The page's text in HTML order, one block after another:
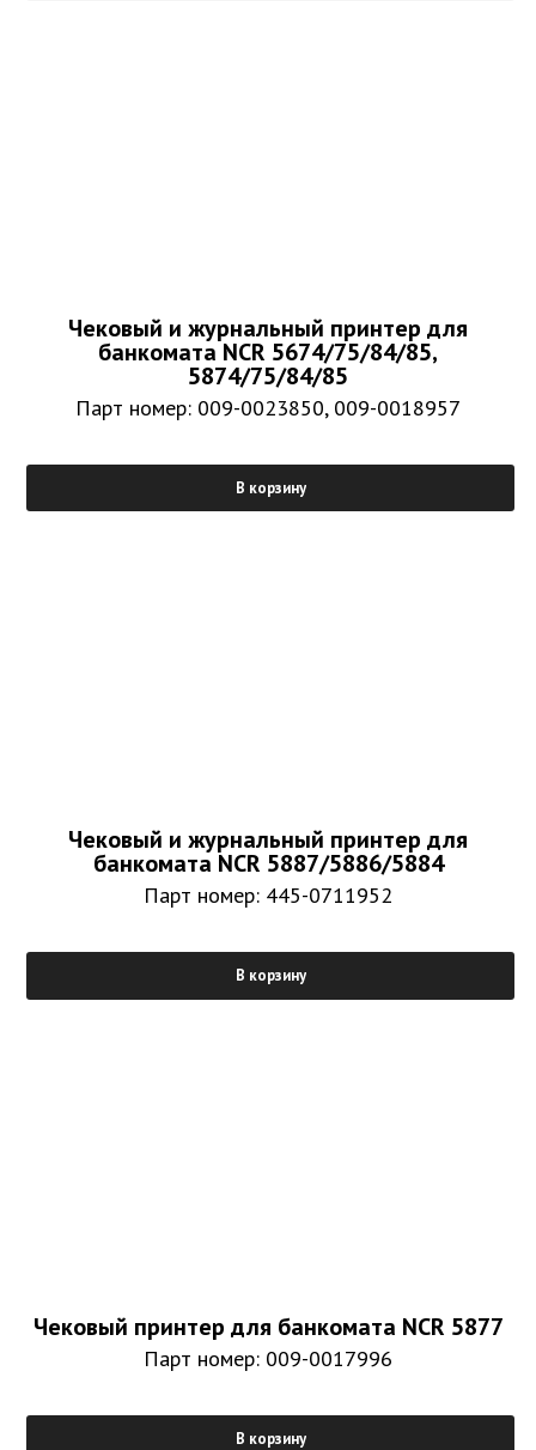
Чековый и журнальный принтер для
банкомата NCR 5674/75/84/85,
5874/75/84/85
Парт номер: 009-0023850, 009-0018957
В корзину
Чековый и журнальный принтер для
банкомата NCR 5887/5886/5884
Парт номер: 445-0711952
В корзину
Чековый принтер для банкомата NCR 5877
Парт номер: 009-0017996
В корзину